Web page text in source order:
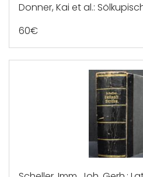
Donner, Kai et al.:
60€